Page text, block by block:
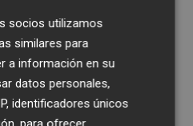
socios utilizamos
similares para
a información en su
datos personales,
identificadores únicos